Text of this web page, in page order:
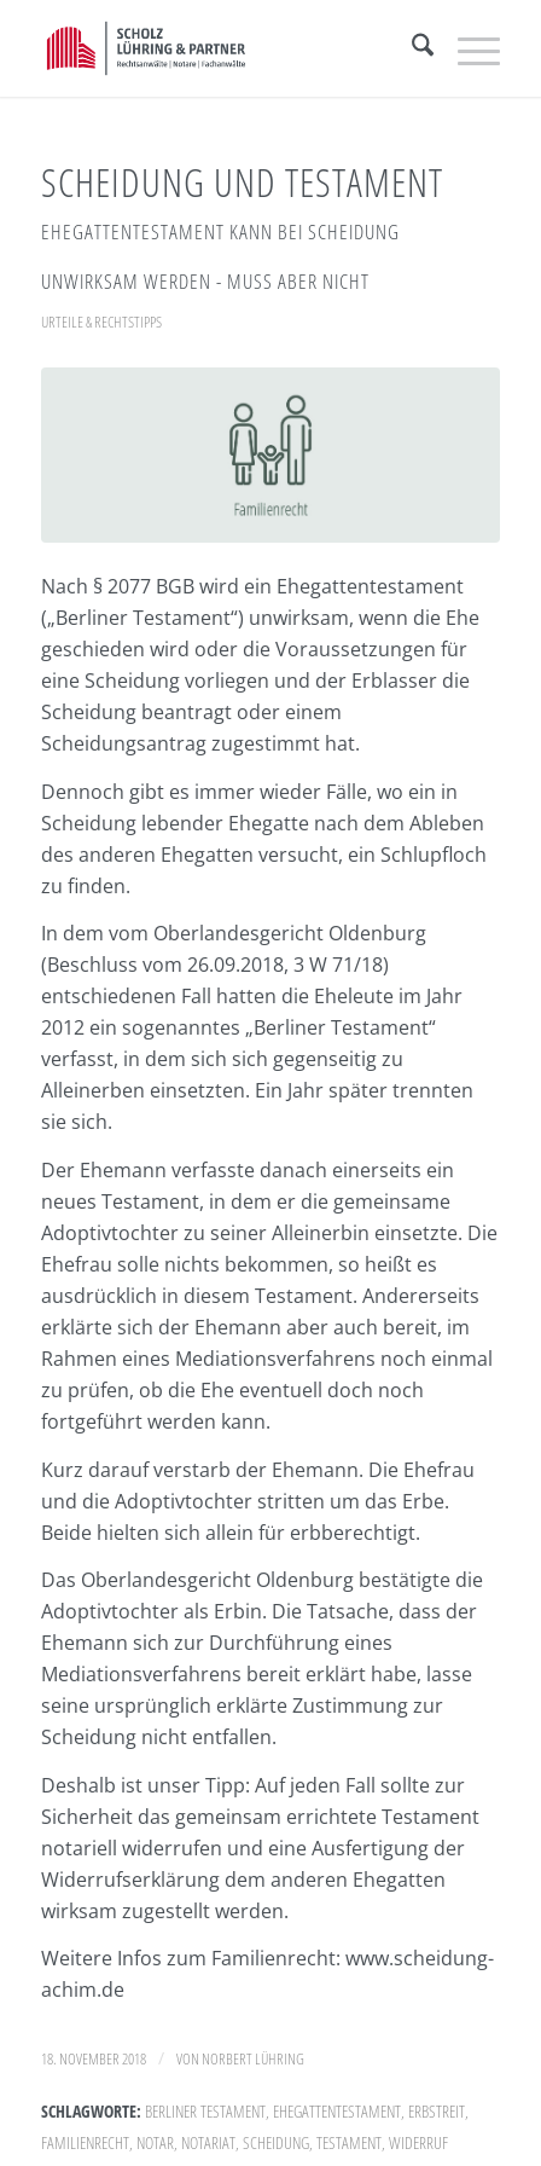
SCHEIDUNG UND TESTAMENT
EHEGATTENTESTAMENT KANN BEI SCHEIDUNG
UNWIRKSAM WERDEN - MUSS ABER NICHT
URTEILE & RECHTSTIPPS
Nach § 2077 BGB wird ein Ehegattentestament
(„Berliner Testament“) unwirksam, wenn die Ehe
geschieden wird oder die Voraussetzungen für
eineScheidungvorliegen und der Erblasser die
Scheidung beantragt oder einem
Scheidungsantrag zugestimmt hat.
Dennoch gibt es immer wieder Fälle, wo ein in
Scheidunglebender Ehegatte nach dem Ableben
des anderen Ehegatten versucht, ein Schlupfloch
zu finden.
In dem vom Oberlandesgericht Oldenburg
(Beschluss vom 26.09.2018, 3 W 71/18)
entschiedenen Fall hatten die Eheleute im Jahr
2012 ein sogenanntes „Berliner Testament“
verfasst, in dem sich sich gegenseitig zu
Alleinerben einsetzten. Ein Jahr später trennten
sie sich.
Der Ehemann verfasste danach einerseits ein
neues Testament, in dem er die gemeinsame
Adoptivtochter zu seiner Alleinerbin einsetzte. Die
Ehefrau solle nichts bekommen, so heißt es
ausdrücklich in diesem Testament. Andererseits
erklärte sich der Ehemann aber auch bereit, im
Rahmen eines Mediationsverfahrens noch einmal
zu prüfen, ob die Ehe eventuell doch noch
fortgeführt werden kann.
Kurz darauf verstarb der Ehemann. Die Ehefrau
und die Adoptivtochter stritten um das Erbe.
Beide hielten sich allein für erbberechtigt.
Das Oberlandesgericht Oldenburg bestätigte die
Adoptivtochter als Erbin. Die Tatsache, dass der
Ehemann sich zur Durchführung eines
Mediationsverfahrens bereit erklärt habe, lasse
seine ursprünglich erklärte Zustimmung zur
Scheidung nicht entfallen.
Deshalb ist unser Tipp: Auf jeden Fall sollte zur
Sicherheit das gemeinsam errichtete Testament
notariell widerrufen und eine Ausfertigung der
Widerrufserklärung dem anderen Ehegatten
wirksam zugestellt werden.
Weitere Infos zum Familienrecht: www.scheidung-
achim.de
18. NOVEMBER 2018 / VON NORBERT LÜHRING
SCHLAGWORTE: BERLINER TESTAMENT, EHEGATTENTESTAMENT, ERBSTREIT,
FAMILIENRECHT, NOTAR, NOTARIAT, SCHEIDUNG, TESTAMENT, WIDERRUF